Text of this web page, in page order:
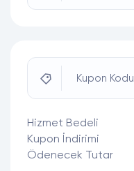
Kupon Kodu
Hizmet Bedeli
Kupon İndirimi
Ödenecek Tutar